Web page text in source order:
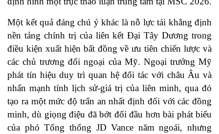
Một kết quả đáng chú ý khác là nỗ lực tái khẳng định
nền tảng chính trị của liên kết Đại Tây Dương trong
điều kiện xuất hiện bất đồng về ưu tiên chiến lược và
các chủ trương đối ngoại của Mỹ. Ngoại trưởng Mỹ
phát tín hiệu duy trì quan hệ đối tác với châu Âu và
nhấn mạnh tính lịch sử-giá trị của liên minh, qua đó
tạo ra một mức độ trấn an nhất định đối với các đồng
minh, dù giọng điệu đã bớt đối đầu hơn bài phát biểu
của phó Tổng thống JD Vance năm ngoái, nhưng